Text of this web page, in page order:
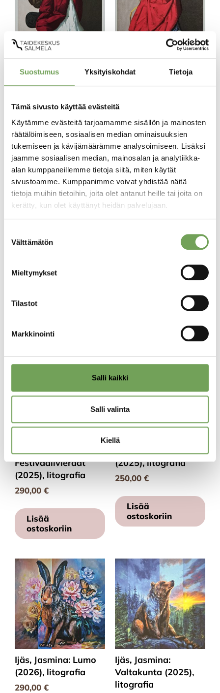
Suostumus Yksityiskohdat Tietoja
Tämä sivusto käyttää evästeitä
Käytämme evästeitä tarjoamamme sisällön ja mainosten
räätälöimiseen, sosiaalisen median ominaisuuksien
tukemiseen ja kävijämäärämme analysoimiseen. Lisäksi
jaamme sosiaalisen median, mainosalan ja analytiikka-
alan kumppaneillemme tietoja siitä, miten käytät
sivustoamme. Kumppanimme voivat yhdistää näitä
tietoja muihin tietoihin, joita olet antanut heille tai joita on
kerätty, kun olet käyttänyt heidän palvelujaan.
valinta
Välttämätön
Mieltymykset
Tilastot
Markkinointi
Salli kaikki
Salli valinta
Kiellä
Laine, Lauri:
Draperia II (2026)
250,00€
ostoskoriin
Draperia I (2026)
250,00
Laine, Lauri: Madrid
290,00€
ostoskoriin
Laine, Lauri: Madrid I
Liisa:
Festivaalivieraat
(2025), litografia
290,00 €
Lisää
ostoskoriin
Partanen, Marja-
Liisa: Kirjanoppinut
(2025), litografia
250,00 €
Lisää
ostoskoriin
Ijäs, Jasmina: Lumo
(2026), litografia
290,00 €
Ijäs, Jasmina:
Valtakunta (2025),
litografia